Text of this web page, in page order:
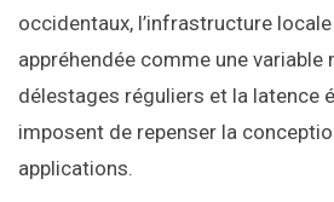
occidentaux, l’infrastructure
appréhendée comme une variable
délestages réguliers et la latence
imposent de repenser la
applications.